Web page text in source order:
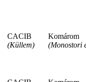
CACIB
(Küllem)
Komárom
(Monostori